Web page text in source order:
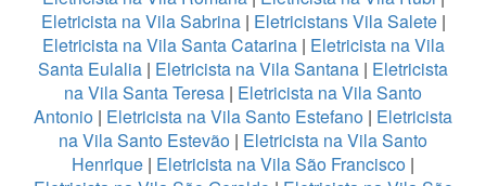
Eletricista na Vila Sabrina| Eletricistans Vila Salete|
Eletricista na Vila Santa Catarina| Eletricista na Vila
Santa Eulalia | Eletricista na Vila Santana | Eletricista
na Vila Santa Teresa | Eletricista na Vila Santo
Antonio | Eletricista na Vila Santo Estefano | Eletricista
na Vila Santo Estevão | Eletricista na Vila Santo
Henrique | Eletricista na Vila São Francisco |